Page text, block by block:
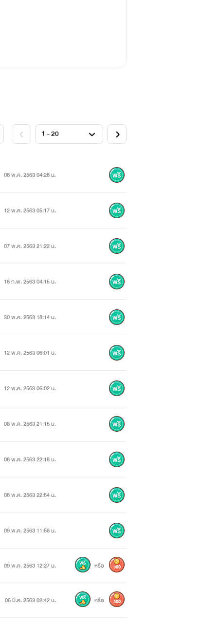
08 พ.ค. 2563 04:28 น.
12 พ.ค. 2563 05:17 น.
07 พ.ค. 2563 21:22 น.
16 ก.พ. 2563 04:15 น.
30 พ.ค. 2563 18:14 น.
12 พ.ค. 2563 06:01 น.
12 พ.ค. 2563 06:02 น.
08 พ.ค. 2563 21:15 น.
08 พ.ค. 2563 22:18 น.
08 พ.ค. 2563 22:54 น.
09 พ.ค. 2563 11:56 น.
09 พ.ค. 2563 12:27 น. หรือ 300
06 มี.ค. 2563 02:42 น. หรือ 300